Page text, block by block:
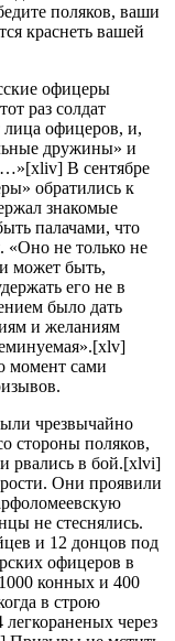
поляков, ваши
краснеть вашей
офицеры
раз солдат
офицеров, и,
дружины» и
В сентябре
обратились к
знакомые
палачами, что
«Оно не только не
может быть,
его не в
было дать
и желаниям
момент сами
чрезвычайно
стороны поляков,
рвались в бой.[xlvi]
Они проявили
не стеснялись.
и 12 донцов под
офицеров в
конных и 400
в строю
легкораненых через